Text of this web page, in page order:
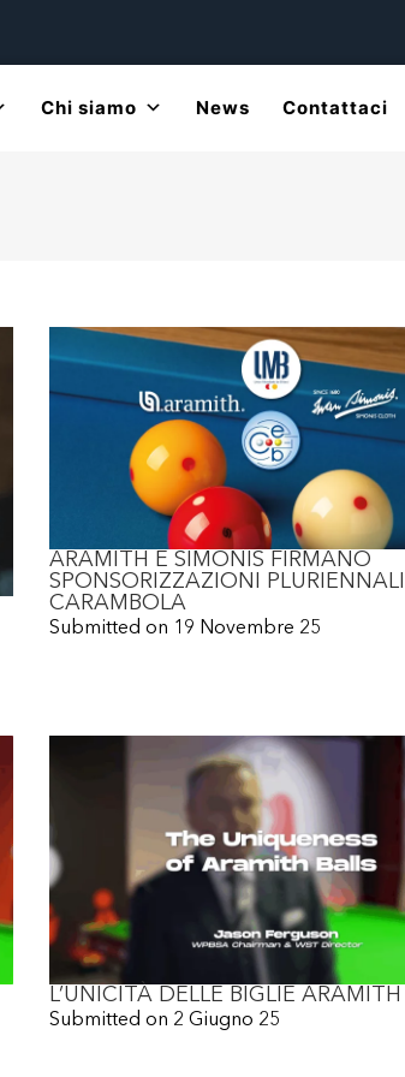
Chi siamo News Contattaci
ARAMITH E SIMONIS FIRMANO
SPONSORIZZAZIONI
CARAMBOLA
Submitted on 19 Novembre 25
L’UNICITÀ DELLE BIGLIE ARAMITH
Submitted on 2 Giugno 25